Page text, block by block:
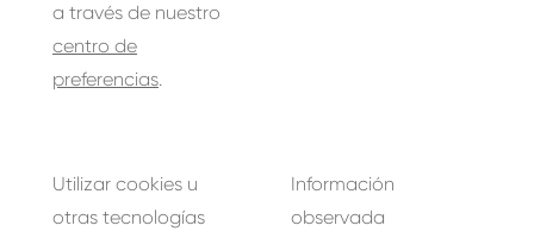
a través de nuestro
centro de
preferencias.
Utilizar cookies u
otras tecnologías
Información
observada